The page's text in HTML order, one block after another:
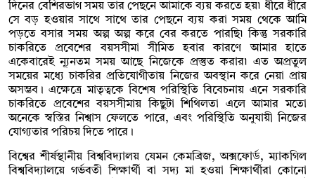
দিনের বেশিরভাগ সময় তার পেছনে আমাকে ব্যয় করতে হয়৷ ধীরে ধীরে
সে বড় হওয়ার সাথে সাথে তার পেছনে ব্যয় করা সময় থেকে আমি
পড়তে বসার সময় অল্প অল্প করে বের করতে পারছি৷ কিন্তু সরকারি
চাকরিতে প্রবেশের বয়সসীমা সীমিত হবার কারণে আমার হাতে
একেবারেই ন্যূনতম সময় আছে নিজেকে প্রস্তুত করার৷ এত অপ্রতুল
সময়ের মধ্যে চাকরির প্রতিযোগীতায় নিজের অবস্থান করে নেয়া প্রায়
অসম্ভব। এক্ষেত্রে মাতৃত্বকে বিশেষ পরিস্থিতি বিবেচনায় এনে সরকারি
চাকরিতে প্রবেশের বয়সসীমায় কিছুটা শিথিলতা এলে আমার মতো
অনেকে স্বস্তির নিশ্বাস ফেলতে পারে, এবং পরিস্থিতি অনুযায়ী নিজের
যোগ্যতার পরিচয় দিতে পারে।
বিশ্বের শীর্ষস্থানীয় বিশ্ববিদ্যালয় যেমন কেমব্রিজ, অক্সফোর্ড, ম্যাকগিল
বিশ্ববিদ্যালয়ে গর্ভবতী শিক্ষার্থী বা সদ্য মা হওয়া শিক্ষার্থীরা কোনো